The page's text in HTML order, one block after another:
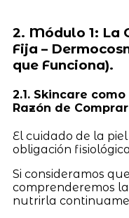
2. Módulo 1: La
Fija –
que Funciona).
2.1. Skincare
Razón de
El cuidado de la
obligación
Si consideramos
comprenderemos
nutrirla